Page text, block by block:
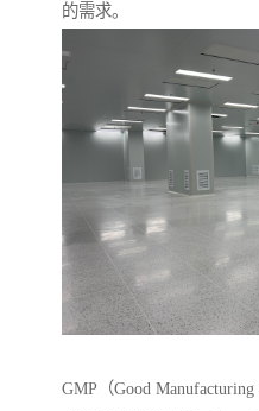
的需求。
GMP（Good